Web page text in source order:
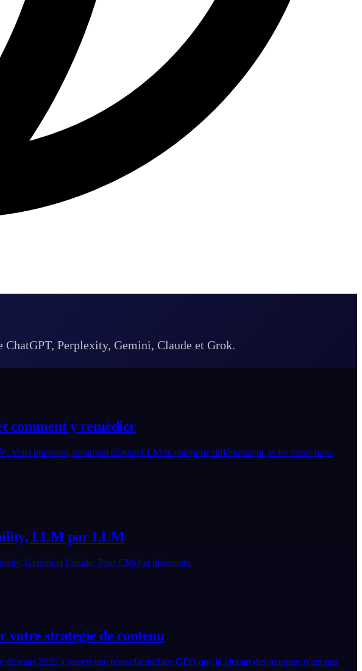
Perplexity, Gemini, Claude et Grok.
comment y remédier
Voici pourquoi, comment chaque LLM se comporte différemment, et les corrections
LLM par LLM
Gemini et Claude. Pour CMO et dirigeants.
votre stratégie de contenu
mars 2026 a ouvert une nouvelle surface GEO que la plupart des marques n'ont pas